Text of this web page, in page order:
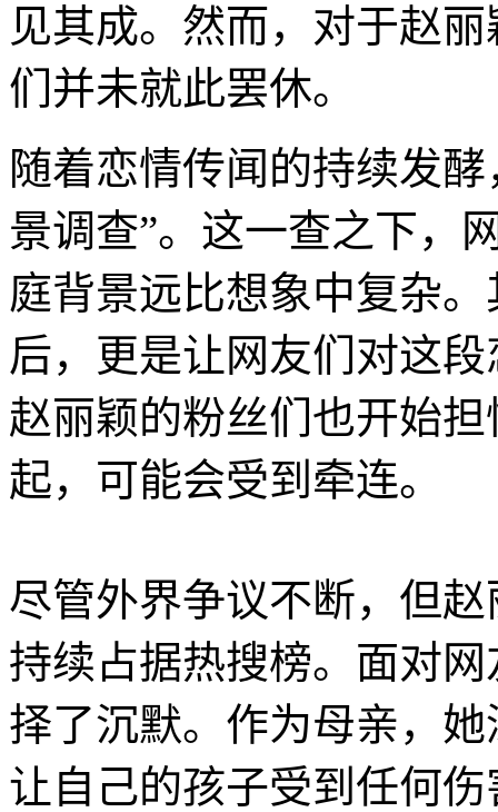
见其成。然而，对于赵
们并未就此罢休。
随着恋情传闻的持续发
景调查”。这一查之下，
庭背景远比想象中复杂
后，更是让网友们对这
赵丽颖的粉丝们也开始
起，可能会受到牵连。
尽管外界争议不断，但
持续占据热搜榜。面对
择了沉默。作为母亲，
让自己的孩子受到任何